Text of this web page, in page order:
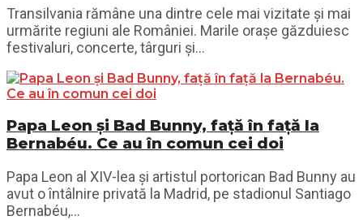
Transilvania rămâne una dintre cele mai vizitate și mai
urmărite regiuni ale României. Marile orașe găzduiesc
festivaluri, concerte, târguri și...
Papa Leon și Bad Bunny, față în față la
Bernabéu. Ce au în comun cei doi
Papa Leon al XIV-lea și artistul portorican Bad Bunny au
avut o întâlnire privată la Madrid, pe stadionul Santiago
Bernabéu,...